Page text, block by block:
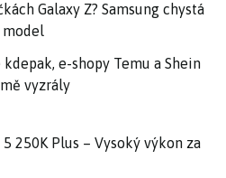
Galaxy Z? Samsung chystá
model
e-shopy Temu a Shein
vyzrály
250K Plus – Vysoký výkon za